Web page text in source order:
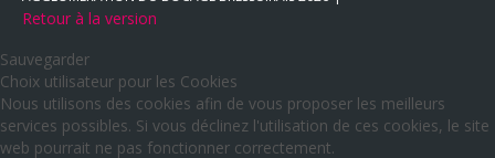
Retour à la version
Sauvegarder
Choix utilisateur pour les Cookies
Nous utilisons des cookies afin de vous proposer les meilleurs
services possibles. Si vous déclinez l'utilisation de ces cookies, le site
web pourrait ne pas fonctionner correctement.